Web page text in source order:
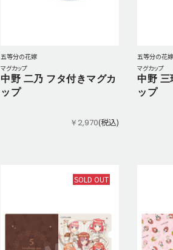
五等分の花嫁
マグカップ
中野 二乃 フタ付きマグカ
ップ
￥2,970(税込)
五等分の花嫁
マグカップ
中野 三
ップ
SOLD OUT